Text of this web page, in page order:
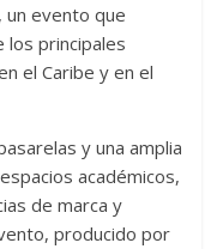
un evento que
los principales
el Caribe y en el
y una amplia
académicos,
de marca y
producido por